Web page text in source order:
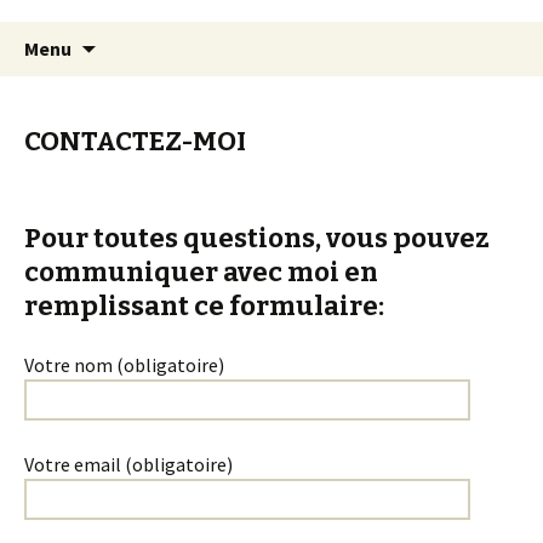
Menu
CONTACTEZ-MOI
Pour toutes questions, vous pouvez
communiquer avec moi en
remplissant ce formulaire:
Votre nom (obligatoire)
Votre email (obligatoire)